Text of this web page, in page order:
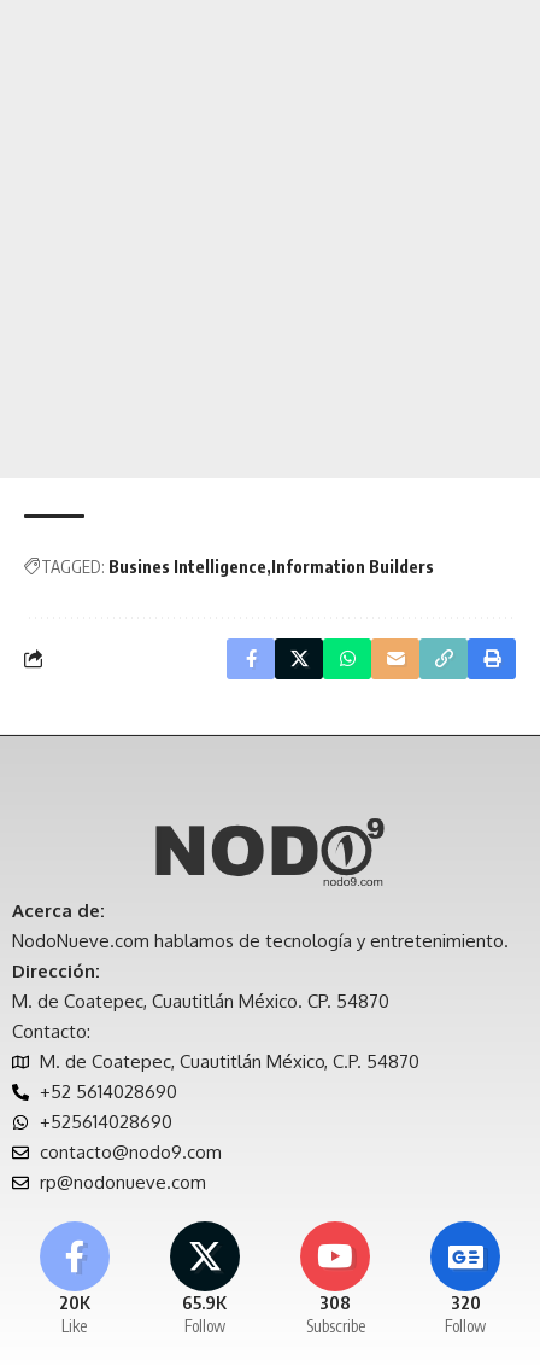
TAGGED: Busines Intelligence Information Builders
Acerca de:
NodoNueve.com hablamos de tecnología y entretenimiento.
Dirección:
M. de Coatepec, Cuautitlán México. CP. 54870
Contacto:
M. de Coatepec, Cuautitlán México, C.P. 54870
+52 5614028690
+525614028690
contacto@nodo9.com
rp@nodonueve.com
20K
Like
65.9K
Follow
308
Subscribe
320
Follow